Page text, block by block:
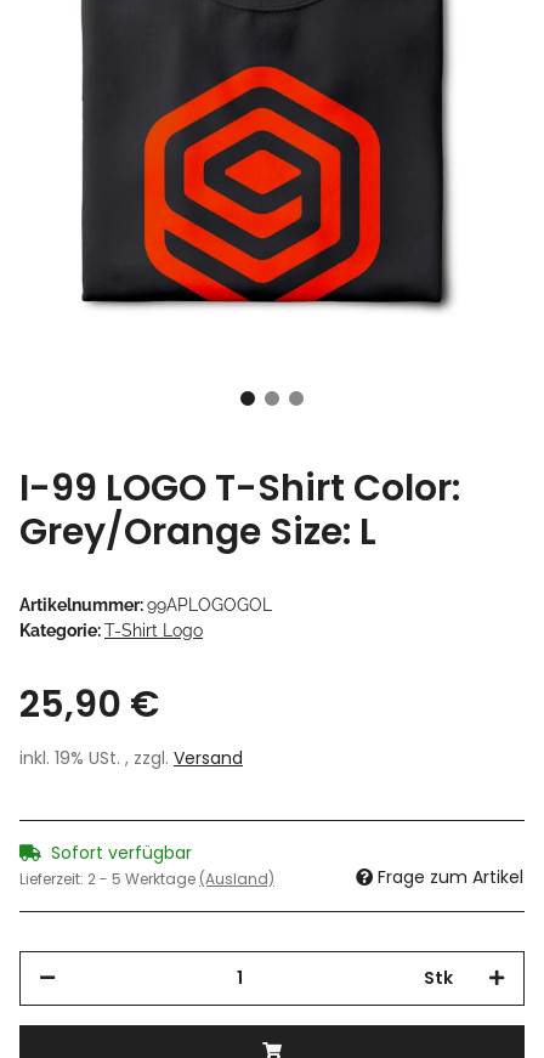
I-99 LOGO T-Shirt Color:
Grey/Orange Size: L
Artikelnummer:99APLOGOGOL
Kategorie:T-Shirt Logo
25,90 €
inkl. 19% USt. , zzgl. Versand
Sofort verfügbar
Lieferzeit: 2 - 5 Werktage (Ausland) Frage zum Artikel
Stk